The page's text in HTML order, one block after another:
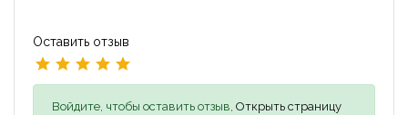
Оставить отзыв
Войдите, чтобы оставить отзыв, Открыть страницу